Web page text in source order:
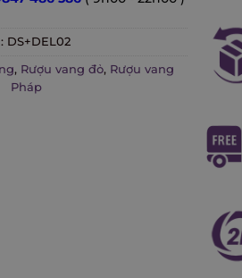
DS+DEL02
, Rượu vang đỏ, Rượu vang
Pháp